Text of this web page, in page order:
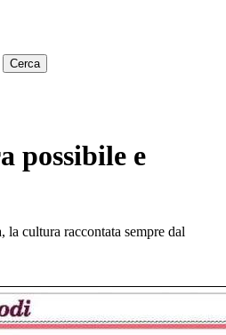
possibile e
cultura raccontata sempre dal